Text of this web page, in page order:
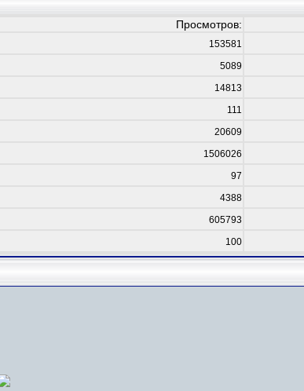
Просмотров:
153581
5089
14813
111
20609
1506026
97
4388
605793
100